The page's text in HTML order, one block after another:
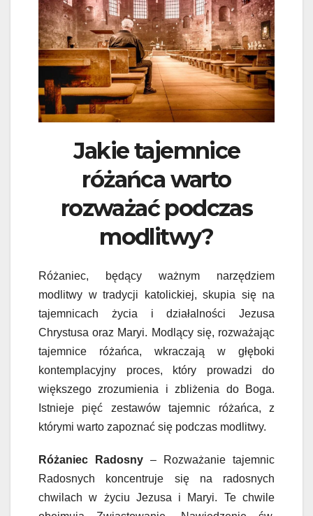
Jakie tajemnice
różańca warto
rozważać podczas
modlitwy?
Różaniec, będący ważnym narzędziem
modlitwy w tradycji katolickiej, skupia się na
tajemnicach życia i działalności Jezusa
Chrystusa oraz Maryi. Modlący się, rozważając
tajemnice różańca, wkraczają w głęboki
kontemplacyjny proces, który prowadzi do
większego zrozumienia i zbliżenia do Boga.
Istnieje pięć zestawów tajemnic różańca, z
którymi warto zapoznać się podczas modlitwy.
Różaniec Radosny – Rozważanie tajemnic
Radosnych koncentruje się na radosnych
chwilach w życiu Jezusa i Maryi. Te chwile